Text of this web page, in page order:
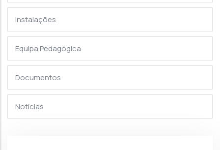
Instalações
Equipa Pedagógica
Documentos
Notícias